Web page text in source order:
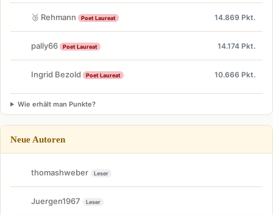
🥉 Rehmann Poet Laureat 14.869 Pkt.
pally66 Poet Laureat 14.174 Pkt.
Ingrid Bezold Poet Laureat 10.666 Pkt.
Wie erhält man Punkte?
Neue Autoren
thomashweber Leser
Juergen1967 Leser